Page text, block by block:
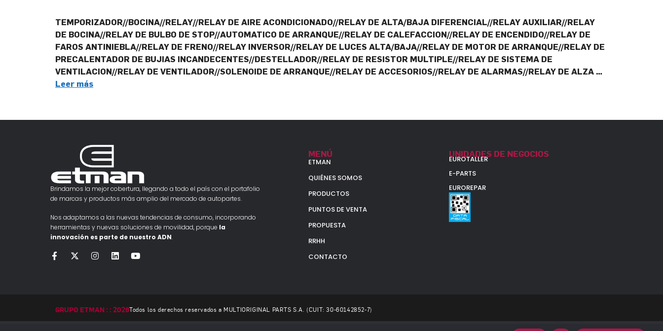
TEMPORIZADOR//BOCINA//RELAY//RELAY DE AIRE ACONDICIONADO//RELAY DE ALTA/BAJA DIFERENCIAL//RELAY AUXILIAR//RELAY
DE BOCINA//RELAY DE BULBO DE STOP//AUTOMATICO DE ARRANQUE//RELAY DE CALEFACCION//RELAY DE ENCENDIDO//RELAY DE
FAROS ANTINIEBLA//RELAY DE FRENO//RELAY INVERSOR//RELAY DE LUCES ALTA/BAJA//RELAY DE MOTOR DE ARRANQUE//RELAY DE
PRECALENTADOR DE BUJIAS INCANDECENTES//DESTELLADOR//RELAY DE RESISTOR MULTIPLE//RELAY DE SISTEMA DE
VENTILACION//RELAY DE VENTILADOR//SOLENOIDE DE ARRANQUE//RELAY DE ACCESORIOS//RELAY DE ALARMAS//RELAY DE ALZA …
Leer más
Brindamos la mejor cobertura, llegando a todo el país con el portafolio
de marcas y productos más amplio del mercado de autopartes.
Nos adaptamos a las nuevas tendencias de consumo, incorporando
herramientas y nuevas soluciones de movilidad, porque la
innovación es parte de nuestro ADN.
MENÚ
ETMAN
QUIÉNES SOMOS
PRODUCTOS
PUNTOS DE VENTA
PROPUESTA
RRHH
CONTACTO
UNIDADES DE NEGOCIOS
EUROTALLER
E-PARTS
EUROREPAR
GRUPO ETMAN : : 2026Todos los derechos reservados a MULTIORIGINAL PARTS S.A. (CUIT: 30-60142852-7)